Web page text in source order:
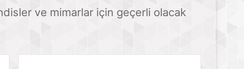
ve mimarlar için geçerli olacak